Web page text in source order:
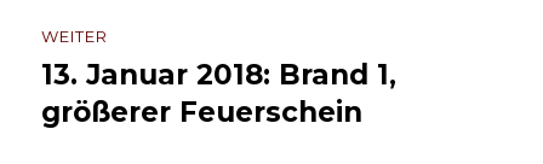
WEITER
Nächster
Beitrag:
13. Januar 2018: Brand 1,
größerer Feuerschein